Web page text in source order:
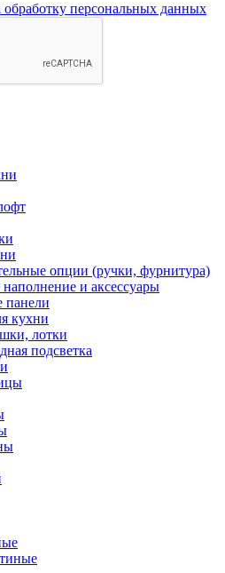
обработку персональных данных
опции (ручки, фурнитура)
и аксессуары
панели
кухни
лотки
подсветка